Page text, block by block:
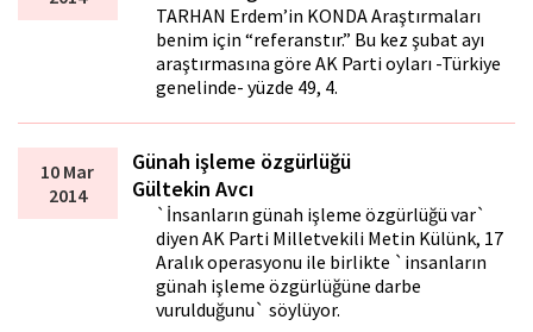
TARHAN Erdem’in KONDA Araştırmaları
benim için “referanstır.” Bu kez şubat ayı
araştırmasına göre AK Parti oyları -Türkiye
genelinde- yüzde 49, 4.
10 Mar
2014
Günah işleme özgürlüğü
Gültekin Avcı
`İnsanların günah işleme özgürlüğü var`
diyen AK Parti Milletvekili Metin Külünk, 17
Aralık operasyonu ile birlikte `insanların
günah işleme özgürlüğüne darbe
vurulduğunu` söylüyor.